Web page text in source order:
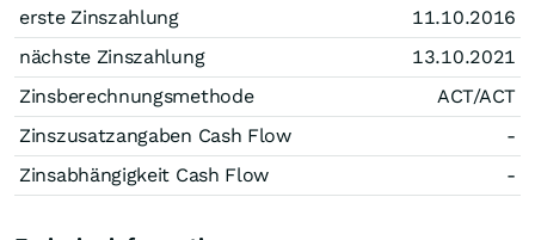
erste Zinszahlung
11.10.2016
nächste Zinszahlung
13.10.2021
Zinsberechnungsmethode
ACT/ACT
Zinszusatzangaben Cash Flow
-
Zinsabhängigkeit Cash Flow
-